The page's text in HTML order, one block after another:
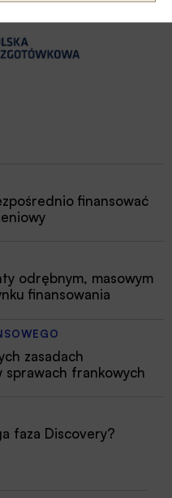
finansować
odrębnym, masowym
finansowania
zasadach
sprawach frankowych
faza Discovery?